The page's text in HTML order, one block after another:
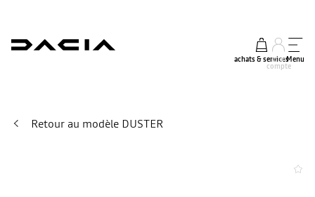
achats & services
mon
compte
Menu
Retour au modèle DUSTER